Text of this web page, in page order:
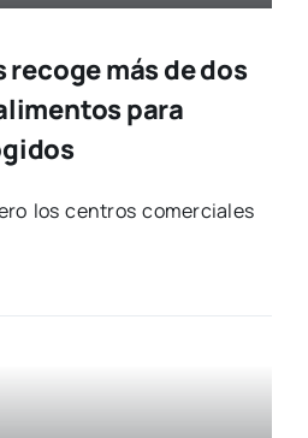
recoge más de dos
para
los cen­tros comer­cia­les